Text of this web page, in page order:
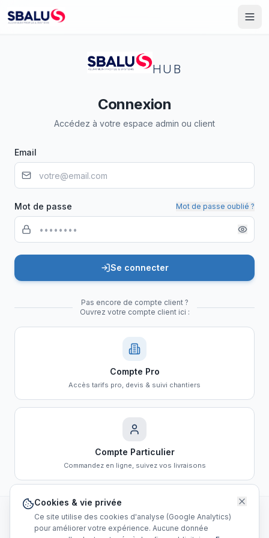
HUB
Connexion
Accédez à votre espace admin ou client
Email
Mot de passe Mot de passe oublié ?
Se connecter
Pas encore de compte client ?
Ouvrez votre compte client ici :
Compte Pro
Accès tarifs pro, devis & suivi chantiers
Compte Particulier
Commandez en ligne, suivez vos livraisons
sbalu.com Configurateur 3D info@sbalu.com
Cookies & vie privée
Ce site utilise des cookies d'analyse (Google Analytics)
pour améliorer votre expérience. Aucune donnée